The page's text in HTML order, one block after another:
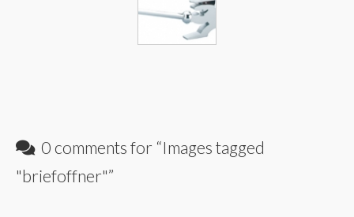
0 comments for “Images tagged
"briefoffner"”